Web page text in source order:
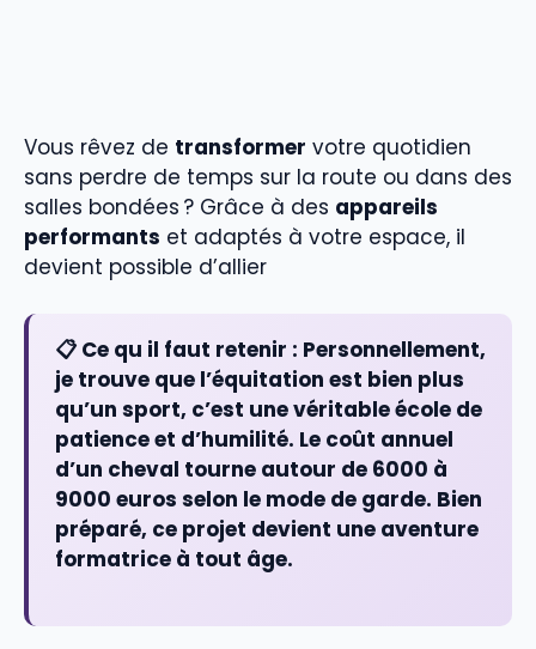
Vous rêvez de transformer votre quotidien
sans perdre de temps sur la route ou dans des
salles bondées ? Grâce à des appareils
performants et adaptés à votre espace, il
devient possible d’allier
📋 Ce qu il faut retenir : Personnellement,
je trouve que l’équitation est bien plus
qu’un sport, c’est une véritable école de
patience et d’humilité. Le coût annuel
d’un cheval tourne autour de 6000 à
9000 euros selon le mode de garde. Bien
préparé, ce projet devient une aventure
formatrice à tout âge.